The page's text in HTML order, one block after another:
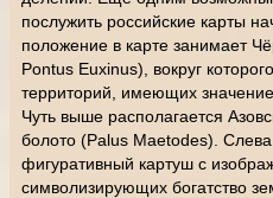
послужить российские карты
положение в карте занимает
Pontus Euxinus), вокруг
территорий, имеющих
Чуть выше располагается
болото (Palus Maetodes).
фигуративный картуш с
символизирующих богатство